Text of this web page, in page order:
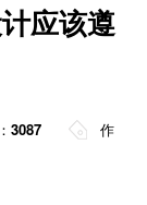
应该遵
3087
作